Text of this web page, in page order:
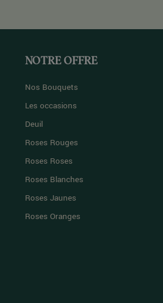
NOTRE OFFRE
Nos Bouquets
Les occasions
Deuil
Roses Rouges
Roses Roses
Roses Blanches
Roses Jaunes
Roses Oranges